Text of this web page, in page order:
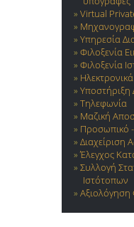
Virtual
Υπηρεσία
Φιλοξενία
Φιλοξενία
Υποστήριξη
Τηλεφωνία
Μαζική
Προσωπικό
Διαχείριση
Έλεγχος
Συλλογή
Ιστότοπων